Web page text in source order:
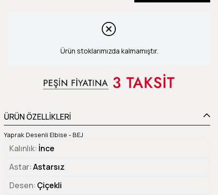
Ürün stoklarımızda kalmamıştır.
ÜRÜN ÖZELLİKLERİ
Yaprak Desenli Elbise - BEJ
Kalınlık İnce
Astar Astarsız
Desen Çiçekli